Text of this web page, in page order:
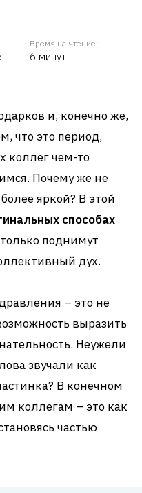
Время на чтение:
6 минут
и, конечно же,
что это период,
коллег чем-то
Почему же не
яркой? В этой
способах
поднимут
дух.
– это не
выразить
Неужели
звучали как
В конечном
коллегам – это как
частью